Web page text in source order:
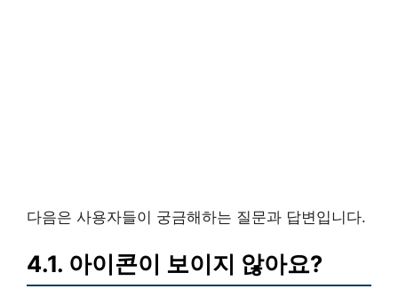
다음은 사용자들이 궁금해하는 질문과 답변입니다.
4.1. 아이콘이 보이지 않아요?